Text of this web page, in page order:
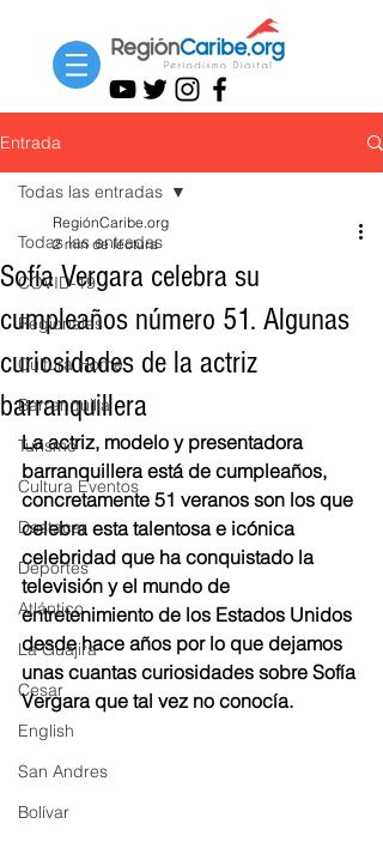
Entrada
Todas las entradas
COVID-19
Regionales
Cultura Home
Barranquilla
Turismo
Cultura Eventos
Destacar
Deportes
Atlántico
La Guajira
Cesar
English
San Andres
Bolívar
Todas las entradas
Sofía Vergara celebra su
cumpleaños número 51. Algunas
curiosidades de la actriz
barranquillera
RegiónCaribe.org
2 min de lectura
La actriz, modelo y presentadora
barranquillera está de cumpleaños,
concretamente 51 veranos son los que
celebra esta talentosa e icónica
celebridad que ha conquistado la
televisión y el mundo de
entretenimiento de los Estados Unidos
desde hace años por lo que dejamos
unas cuantas curiosidades sobre Sofía
Vergara que tal vez no conocía.